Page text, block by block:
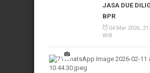
JASA DUE
BPR
04 Mar 2026,
WIB